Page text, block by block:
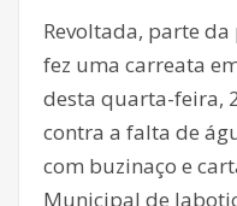
Revoltada, parte
fez uma carreata
desta quarta-feira,
contra a falta de
com buzinaço e
Municipal de